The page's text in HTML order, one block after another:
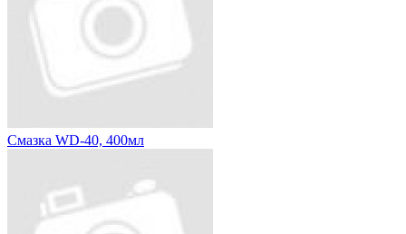
Смазка WD-40, 400мл